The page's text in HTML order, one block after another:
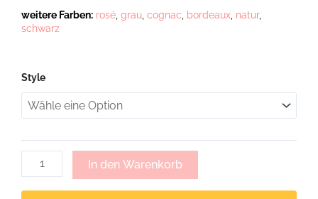
weitere Farben: rosé grau cognac bordeaux natur,
schwarz
Style
Anna,
Portemonnaie
zum
oliv
Menge
In den Warenkorb